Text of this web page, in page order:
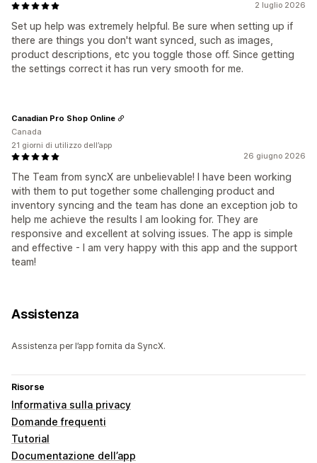
2 luglio 2026
Set up help was extremely helpful. Be sure when setting up if
there are things you don't want synced, such as images,
product descriptions, etc you toggle those off. Since getting
the settings correct it has run very smooth for me.
26 giugno 2026
The Team from syncX are unbelievable! I have been working
with them to put together some challenging product and
inventory syncing and the team has done an exception job to
help me achieve the results I am looking for. They are
responsive and excellent at solving issues. The app is simple
and effective - I am very happy with this app and the support
team!
Canadian Pro Shop Online
Canada
21 giorni di utilizzo dell’app
Assistenza
Assistenza per l’app fornita da SyncX.
Risorse
Informativa sulla privacy
Domande frequenti
Tutorial
Documentazione dell’app